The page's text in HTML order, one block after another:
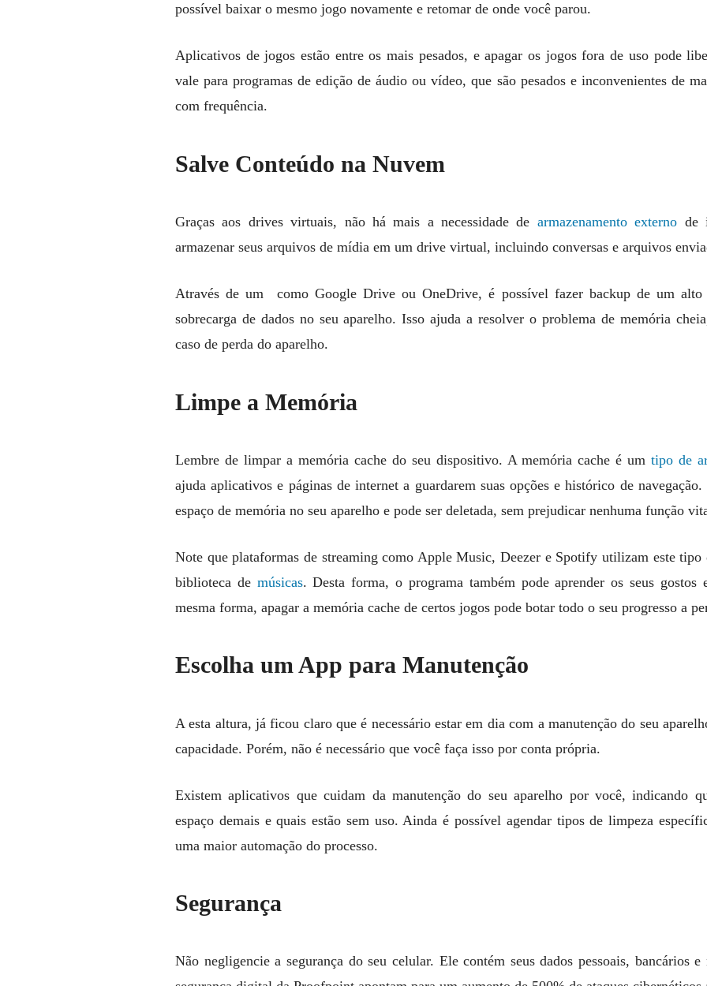
possível baixar o mesmo jogo novamente e retomar de onde você parou.
Aplicativos de jogos estão entre os mais pesados, e apagar os jogos fora de uso pode
vale para programas de edição de áudio ou vídeo, que são pesados e inconvenientes de
com frequência.
Salve Conteúdo na Nuvem
Graças aos drives virtuais, não há mais a necessidade de armazenamento externo de
armazenar seus arquivos de mídia em um drive virtual, incluindo conversas e arquivos
Através de um como Google Drive ou OneDrive, é possível fazer backup de um alto
sobrecarga de dados no seu aparelho. Isso ajuda a resolver o problema de memória
caso de perda do aparelho.
Limpe a Memória
Lembre de limpar a memória cache do seu dispositivo. A memória cache é umtipo de
ajuda aplicativos e páginas de internet a guardarem suas opções e histórico de
espaço de memória no seu aparelho e pode ser deletada, sem prejudicar nenhuma função
Note que plataformas de streaming como Apple Music, Deezer e Spotify utilizam este tipo
biblioteca de músicas. Desta forma, o programa também pode aprender os seus gostos
mesma forma, apagar a memória cache de certos jogos pode botar todo o seu progresso a
Escolha um App para Manutenção
A esta altura, já ficou claro que é necessário estar em dia com a manutenção do seu
capacidade. Porém, não é necessário que você faça isso por conta própria.
Existem aplicativos que cuidam da manutenção do seu aparelho por você, indicando
espaço demais e quais estão sem uso. Ainda é possível agendar tipos de limpeza
uma maior automação do processo.
Segurança
Não negligencie a segurança do seu celular. Ele contém seus dados pessoais, bancários